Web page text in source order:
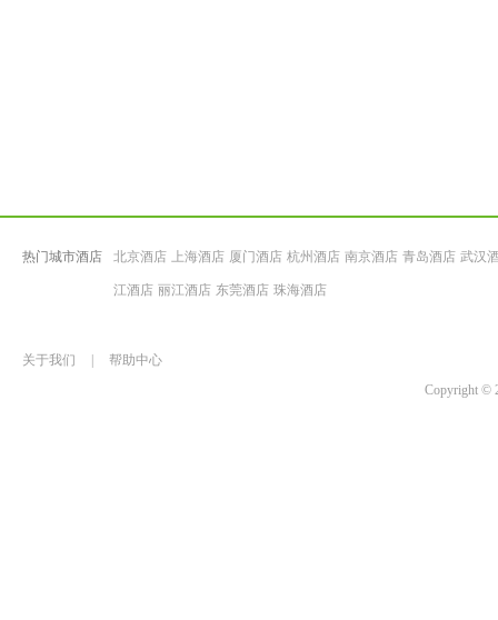
热门城市酒店 北京酒店 上海酒店 厦门酒店 杭州酒店 南京酒店 青岛酒店 武汉
江酒店 丽江酒店 东莞酒店 珠海酒店
关于我们
帮助中心
Copyright ©